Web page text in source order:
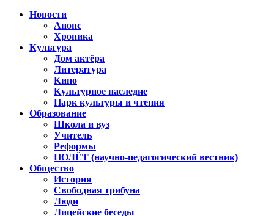
Новости
Анонс
Хроника
Культура
Дом актёра
Литература
Кино
Культурное наследие
Парк культуры и чтения
Образование
Школа и вуз
Учитель
Реформы
ПОЛЁТ (научно-педагогический вестник)
Общество
История
Свободная трибуна
Люди
Лицейские беседы